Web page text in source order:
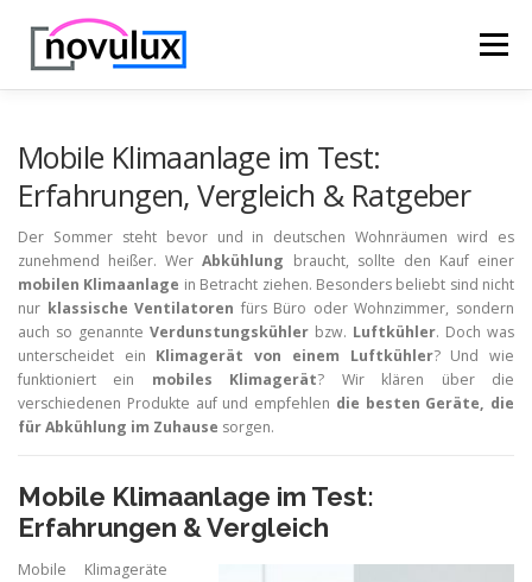
Inhalt
springen
Menü
Mobile Klimaanlage im Test:
Erfahrungen, Vergleich & Ratgeber
Der Sommer steht bevor und in deutschen Wohnräumen wird es
zunehmend heißer. WerAbkühlung braucht, sollte den Kauf einer
mobilen Klimaanlage in Betracht ziehen. Besonders beliebt sind nicht
nur klassische Ventilatoren fürs Büro oder Wohnzimmer, sondern
auch so genannte Verdunstungskühler bzw. Luftkühler. Doch was
unterscheidet ein Klimagerät von einem Luftkühler? Und wie
funktioniert ein mobiles Klimagerät? Wir klären über die
verschiedenen Produkte auf und empfehlen die besten Geräte, die
für Abkühlung im Zuhause sorgen.
Mobile Klimaanlage im Test:
Erfahrungen & Vergleich
Mobile Klimageräte